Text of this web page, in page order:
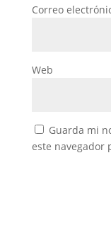
Correo
Web
Guarda mi
este navegador